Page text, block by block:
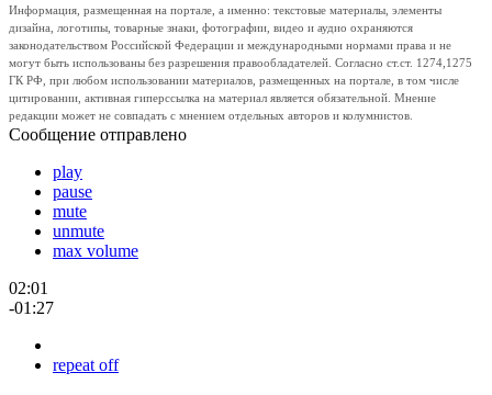
Информация, размещенная на портале, а именно: текстовые материалы, элементы
дизайна, логотипы, товарные знаки, фотографии, видео и аудио охраняются
законодательством Российской Федерации и международными нормами права и не
могут быть использованы без разрешения правообладателей. Согласно ст.ст. 1274,1275
ГК РФ, при любом использовании материалов, размещенных на портале, в том числе
цитировании, активная гиперссылка на материал является обязательной. Мнение
редакции может не совпадать с мнением отдельных авторов и колумнистов.
Сообщение отправлено
play
pause
mute
unmute
max volume
02:01
-01:27
repeat off